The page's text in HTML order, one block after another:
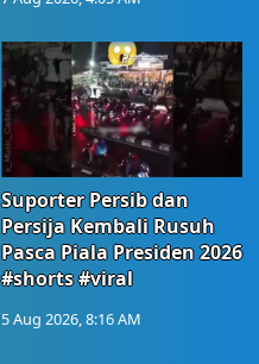
Suporter Persib dan
Persija Kembali Rusuh
Pasca Piala Presiden 2026
#shorts #viral
5 Aug 2026, 8:16 AM